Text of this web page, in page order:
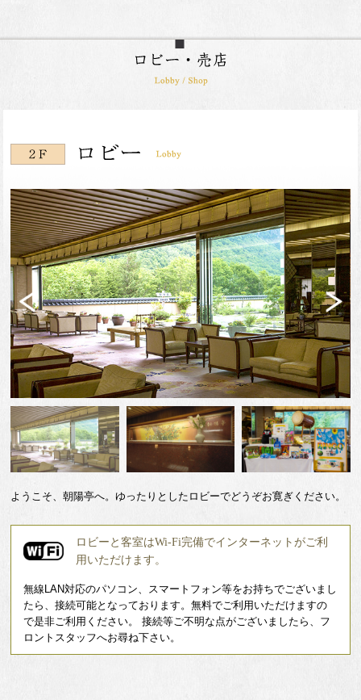
Previ
ous
Next
ようこそ、朝陽亭へ。ゆったりとしたロビーでどうぞお寛ぎください。
ロビーと客室はWi-Fi完備でインターネットがご利
用いただけます。
無線LAN対応のパソコン、スマートフォン等をお持ちでございまし
たら、接続可能となっております。無料でご利用いただけますの
で是非ご利用ください。 接続等ご不明な点がございましたら、フ
ロントスタッフへお尋ね下さい。